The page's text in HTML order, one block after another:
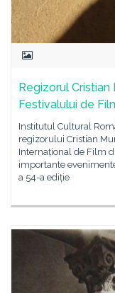
Regizorul
Festivalului de
Institutul Cultural
regizorului Cristian
Internațional de Film
importante
a 54-a ediție